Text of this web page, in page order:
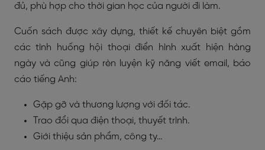
đủ, phù hợp cho thời gian học của người đi làm.
Cuốn sách được xây dựng, thiết kế chuyên biệt gồm
các tình huống hội thoại điển hình xuất hiện hàng
ngày và cũng giúp rèn luyện kỹ năng viết email, báo
cáo tiếng Anh:
Gặp gỡ và thương lượng với đối tác.
Trao đổi qua điện thoại, thuyết trình.
Giới thiệu sản phẩm, công ty…